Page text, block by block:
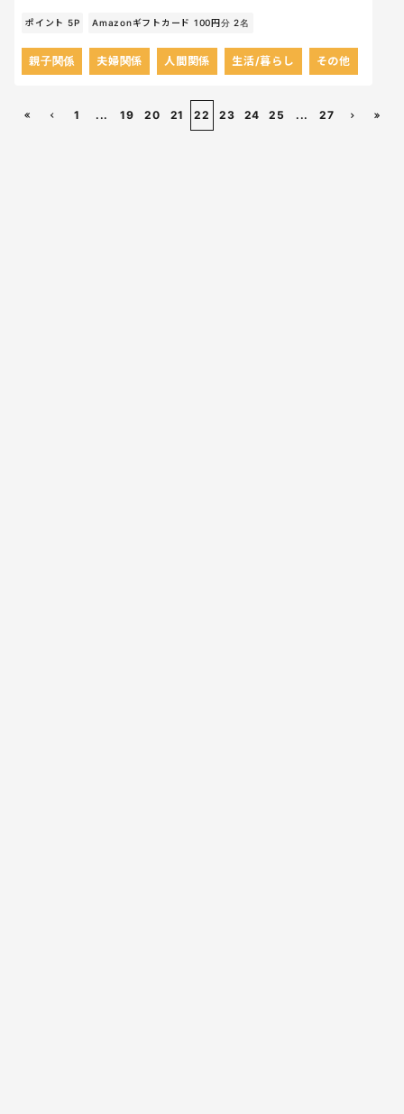
ポイント 5P Amazonギフトカード 100円分 2名
親子関係 夫婦関係 人間関係 生活/暮らし その他
1 ... 19 20 21 22 23 24 25 ... 27